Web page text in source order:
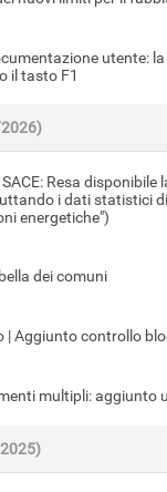
utente:
il tasto F1
Resa
i dati statistici
energetiche")
dei comuni
| Aggiunto controllo
multipli: aggiunto